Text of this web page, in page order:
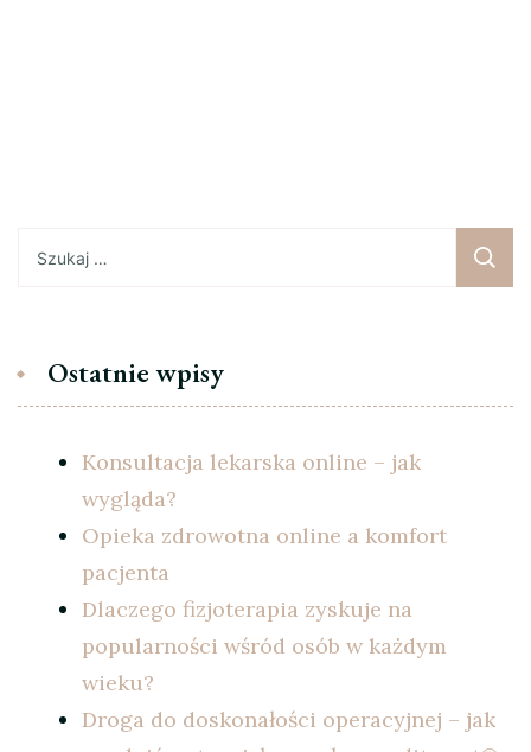
Ostatnie wpisy
Konsultacja lekarska online – jak
wygląda?
Opieka zdrowotna online a komfort
pacjenta
Dlaczego fizjoterapia zyskuje na
popularności wśród osób w każdym
wieku?
Droga do doskonałości operacyjnej – jak